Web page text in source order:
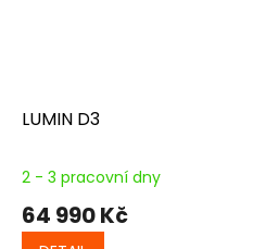
LUMIN D3
2 - 3 pracovní dny
64 990 Kč